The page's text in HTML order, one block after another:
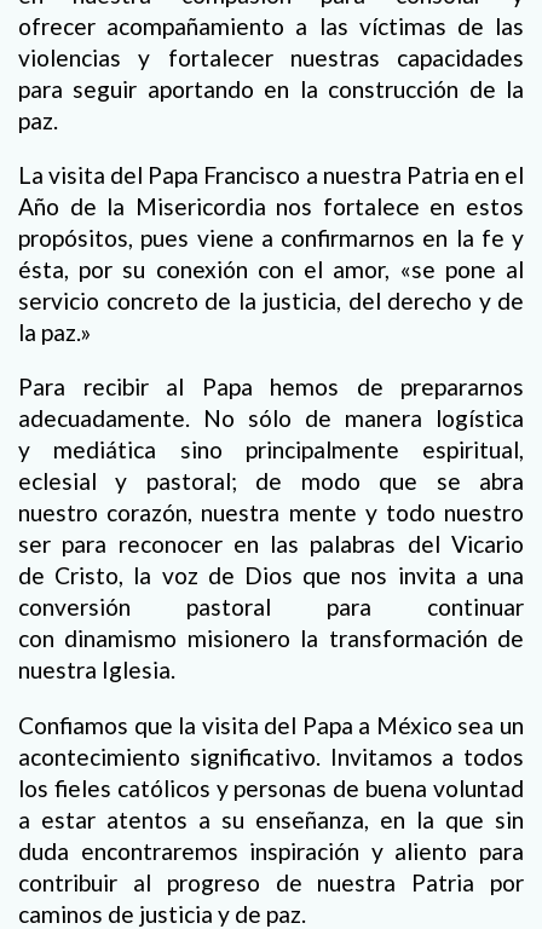
ofrecer acompañamiento a las víctimas de las
violencias y fortalecer nuestras capacidades
para seguir aportando en la construcción de la
paz.
La visita del Papa Francisco a nuestra Patria en el
Año de la Misericordia nos fortalece en estos
propósitos, pues viene a confirmarnos en la fe y
ésta, por su conexión con el amor, «se pone al
servicio concreto de la justicia, del derecho y de
la paz.»
Para recibir al Papa hemos de prepararnos
adecuadamente. No sólo de manera logística
y mediática sino principalmente espiritual,
eclesial y pastoral; de modo que se abra
nuestro corazón, nuestra mente y todo nuestro
ser para reconocer en las palabras del Vicario
de Cristo, la voz de Dios que nos invita a una
conversión pastoral para continuar
con dinamismo misionero la transformación de
nuestra Iglesia.
Confiamos que la visita del Papa a México sea un
acontecimiento significativo. Invitamos a todos
los fieles católicos y personas de buena voluntad
a estar atentos a su enseñanza, en la que sin
duda encontraremos inspiración y aliento para
contribuir al progreso de nuestra Patria por
caminos de justicia y de paz.